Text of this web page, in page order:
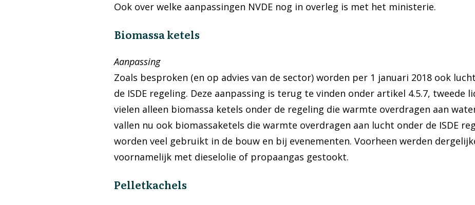
Ook over welke aanpassingen NVDE nog in overleg is met het ministerie.
Biomassa ketels
Aanpassing
Zoals besproken (en op advies van de sector) worden per 1 januari 2018 ook
de ISDE regeling. Deze aanpassing is terug te vinden onder artikel 4.5.7, tweede
vielen alleen biomassa ketels onder de regeling die warmte overdragen aan
vallen nu ook biomassaketels die warmte overdragen aan lucht onder de ISDE
worden veel gebruikt in de bouw en bij evenementen. Voorheen werden
voornamelijk met dieselolie of propaangas gestookt.
Pelletkachels